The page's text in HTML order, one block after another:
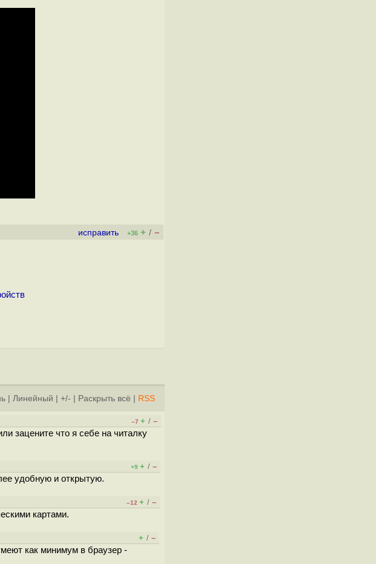
исправить +36 + / –
Линейный +/- Раскрыть всё RSS
–7 + / –
зацените что я себе на читалку
+9 + / –
удобную и открытую.
–12 + / –
картами.
+ / –
как минимум в браузер -